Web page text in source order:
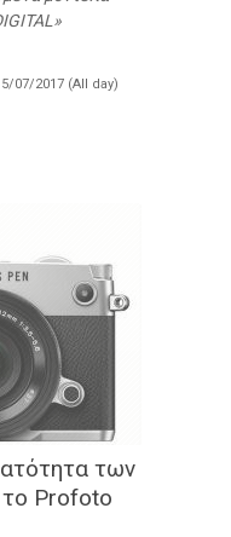
07/2017 (All day)
των
Profoto